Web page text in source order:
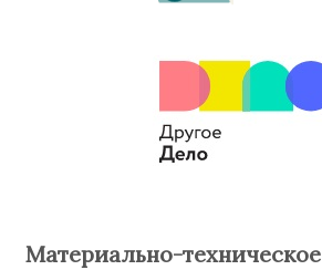
Материально-техническое